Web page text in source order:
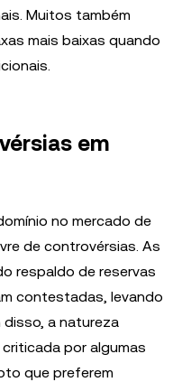
Muitos também
mais baixas quando
em
no mercado de
de controvérsias. As
respaldo de reservas
contestadas, levando
disso, a natureza
por algumas
que preferem